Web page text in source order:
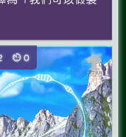
0